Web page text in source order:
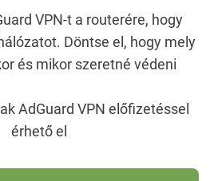
VPN-t a routerére, hogy
Döntse el, hogy mely
és mikor szeretné védeni
AdGuard VPN előfizetéssel
érhető el